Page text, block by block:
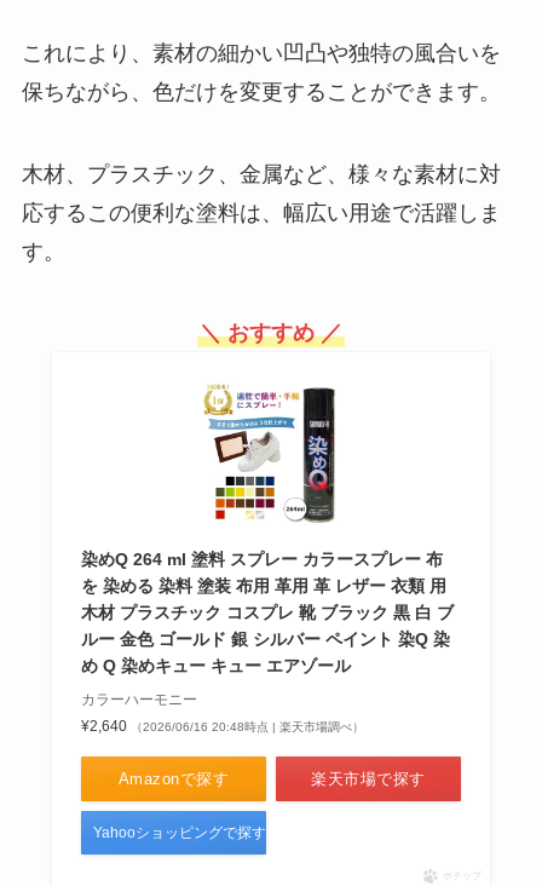
リコン製はオーブンで使えるの？
ラチンやクエン酸？ペクチンの作
り方は？
これにより、素材の細かい凹凸や独特の風合いを
保ちながら、色だけを変更することができます。
木材、プラスチック、金属など、様々な素材に対
応するこの便利な塗料は、幅広い用途で活躍しま
す。
＼ おすすめ ／
染めQ 264 ml 塗料 スプレー カラースプレー 布
を 染める 染料 塗装 布用 革用 革 レザー 衣類 用
木材 プラスチック コスプレ 靴 ブラック 黒 白 ブ
ルー 金色 ゴールド 銀 シルバー ペイント 染Q 染
め Q 染めキュー キュー エアゾール
カラーハーモニー
¥2,640
（2026/06/16 20:48時点 | 楽天市場調べ）
Amazonで探す 楽天市場で探す
Yahooショッピングで探す
ポチップ